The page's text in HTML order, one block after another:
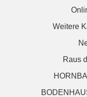
Weitere
Raus